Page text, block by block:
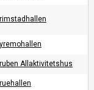
Allaktivitetshus